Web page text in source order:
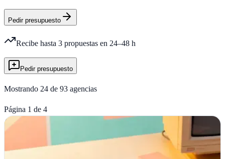
Pedir presupuesto
Recibe hasta 3 propuestas en 24–48 h
Pedir presupuesto
Mostrando 24 de 93 agencias
Página 1 de 4
Engroc Web